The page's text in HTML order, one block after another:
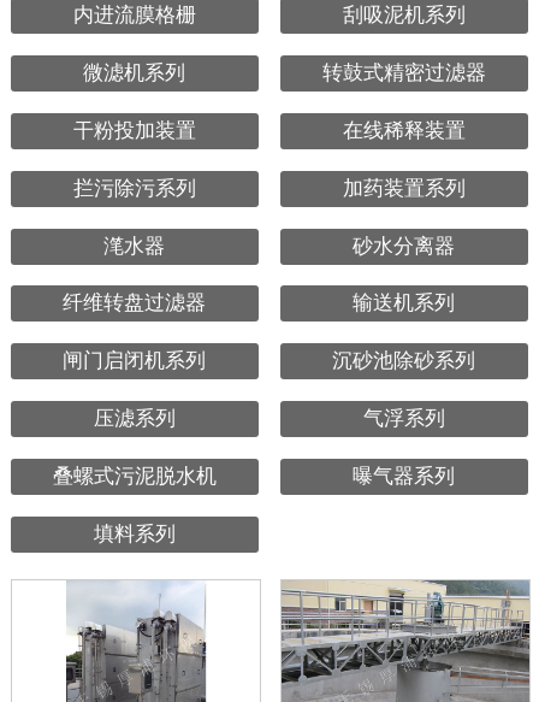
内进流膜格栅 刮吸泥机系列
微滤机系列 转鼓式精密过滤器
干粉投加装置 在线稀释装置
拦污除污系列 加药装置系列
滗水器 砂水分离器
纤维转盘过滤器 输送机系列
闸门启闭机系列 沉砂池除砂系列
压滤系列 气浮系列
叠螺式污泥脱水机 曝气器系列
填料系列